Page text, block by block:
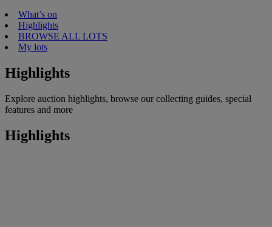
What’s on
Highlights
BROWSE ALL LOTS
My lots
Highlights
Explore auction highlights, browse our collecting guides, special
features and more
Highlights